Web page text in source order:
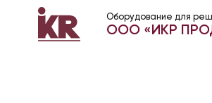
Оборудование для
ООО «ИКР